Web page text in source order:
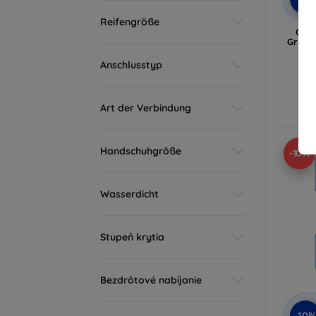
Reifengröße
Anschlusstyp
Art der Verbindung
Handschuhgröße
Wasserdicht
Stupeň krytia
Bezdrôtové nabíjanie
Größe
-10%